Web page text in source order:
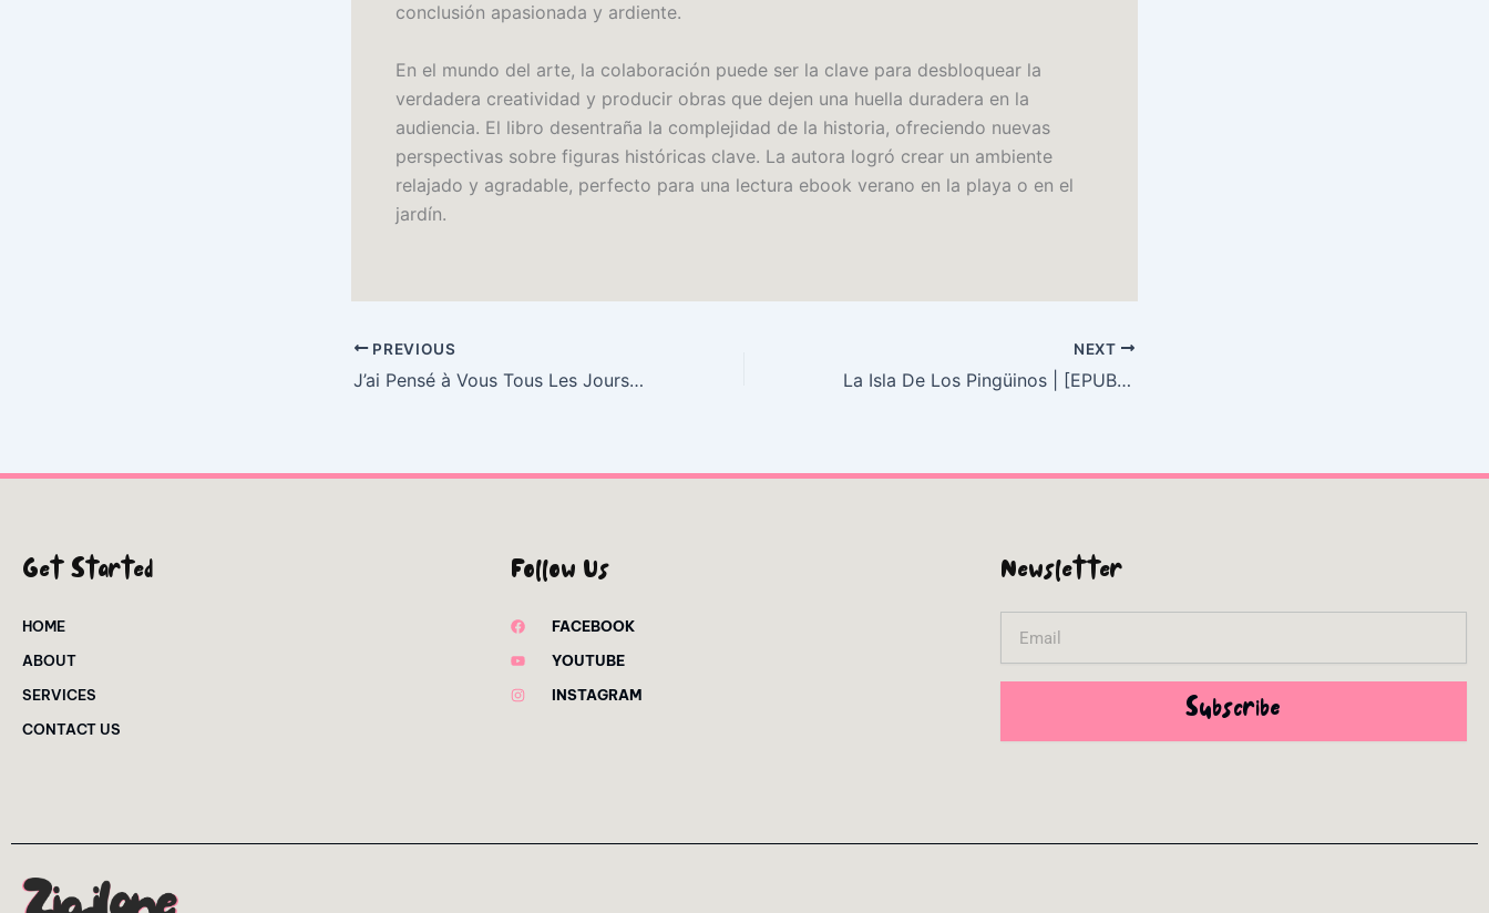
conclusión apasionada y ardiente.
En el mundo del arte, la colaboración puede ser la clave para desbloquear la
verdadera creatividad y producir obras que dejen una huella duradera en la
audiencia. El libro desentraña la complejidad de la historia, ofreciendo nuevas
perspectivas sobre figuras históricas clave. La autora logró crear un ambiente
relajado y agradable, perfecto para una lectura ebook verano en la playa o en el
jardín.
PREVIOUS
J’ai Pensé à Vous Tous Les Jours | (EPUB)
NEXT
La Isla De Los Pingüinos | [EPUB-PDF]
Get Started
HOME
ABOUT
SERVICES
CONTACT US
Follow Us
FACEBOOK
YOUTUBE
INSTAGRAM
Newsletter
Subscribe